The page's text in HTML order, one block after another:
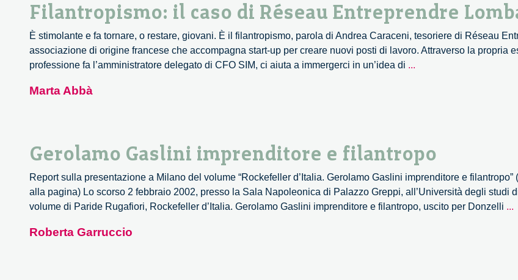
dell’Università
Pavia
Filantropismo: il caso di Réseau Entreprendre
È stimolante e fa tornare, o restare, giovani. È il filantropismo, parola di Andrea Caraceni, tesoriere di Réseau
associazione di origine francese che accompagna start-up per creare nuovi posti di lavoro. Attraverso la propria
professione fa l’amministratore delegato di CFO SIM, ci aiuta a immergerci in un’idea di ...
Lombardia
Marta Abbà
Gerolamo Gaslini imprenditore e filantropo
Report sulla presentazione a Milano del volume “Rockefeller d’Italia. Gerolamo Gaslini imprenditore e filantropo”
alla pagina) Lo scorso 2 febbraio 2002, presso la Sala Napoleonica di Palazzo Greppi, all’Università degli studi
volume di Paride Rugafiori, Rockefeller d’Italia. Gerolamo Gaslini imprenditore e filantropo, uscito per Donzelli ...
Roberta Garruccio